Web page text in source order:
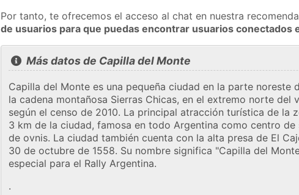
Por tanto, te ofrecemos el acceso al chat en nuestra
de usuarios para que puedas encontrar usuarios conectados
Más datos de Capilla del Monte
Capilla del Monte es una pequeña ciudad en la parte
la cadena montañosa Sierras Chicas, en el extremo norte del
según el censo de 2010. La principal atracción turística de la
3 km de la ciudad, famosa en todo Argentina como centro
de ovnis. La ciudad también cuenta con la alta presa de El
30 de octubre de 1558. Su nombre significa "Capilla del
especial para el Rally Argentina.
.